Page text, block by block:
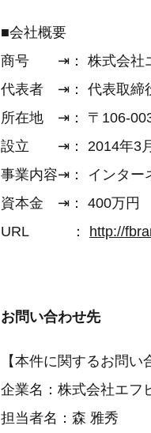
■会社概要
商号 ⇥： 株式会社エ
代表者 ⇥： 代表取
所在地 ⇥： 〒106-
設立 ⇥： 2014年3月
事業内容⇥： インター
資本金 ⇥： 400万円
URL ： http://
お問い合わせ先
【本件に関するお問い
企業名：株式会社エフ
担当者名：森 雅秀